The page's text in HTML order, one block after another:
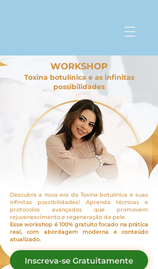
WORKSHOP
Toxina botulínica e as infinitas
possibilidades
Descubra a nova era da Toxina botulínica e suas
infinitas possibilidades! Aprenda técnicas e
protocolos avançados que promovem
rejuvenescimento e regeneração da pele.
Esse workshop é 100% gratuito focado na prática
real, com abordagem moderna e conteúdo
atualizado.
Inscreva-se Gratuitamente